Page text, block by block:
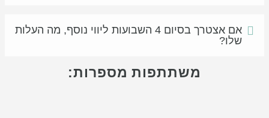
אם אצטרך בסיום 4 השבועות ליווי נוסף, מה העלות
שלו?
משתתפות מספרות: